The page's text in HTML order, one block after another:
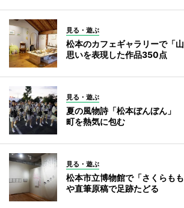
見る・遊ぶ
松本のカフェギャラリーで「
思いを表現した作品350点
見る・遊ぶ
夏の風物詩「松本ぼんぼん」
町を熱気に包む
見る・遊ぶ
松本市立博物館で「さくらも
や直筆原稿で足跡たどる